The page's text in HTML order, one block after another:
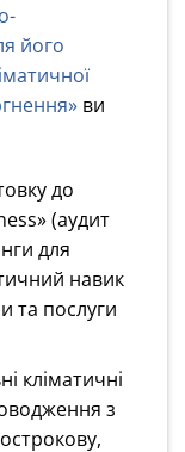
його
ви
до
(аудит
для
навик
та послуги
кліматичні
з